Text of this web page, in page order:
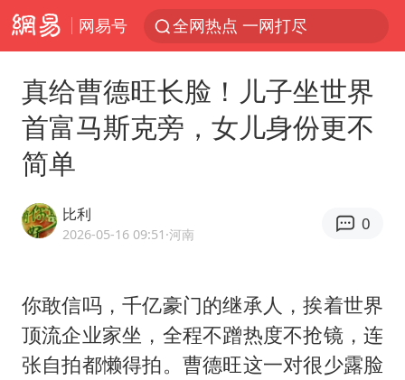
网易号 全网热点 一网打尽
真给曹德旺长脸！儿子坐世界
首富马斯克旁，女儿身份更不
简单
比利
2026-05-16 09:51 ·河南
0
你敢信吗，千亿豪门的继承人，挨着世界
顶流企业家坐，全程不蹭热度不抢镜，连
张自拍都懒得拍。 曹德旺这一对很少露脸